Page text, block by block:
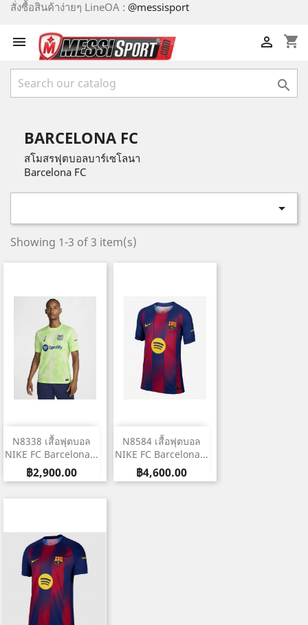
สั่งซื้อสินค้าง่ายๆ LineOA : @messisport
 shopping_cart


BARCELONA FC
สโมสรฟุตบอลบาร์เซโลนา
Barcelona FC

Showing 1-3 of 3 item(s)
N8338 เสื้อฟุตบอล
NIKE FC Barcelona...
ราคา
฿2,900.00
N8584 เสื้อฟุตบอล
NIKE FC Barcelona...
ราคา
฿4,600.00